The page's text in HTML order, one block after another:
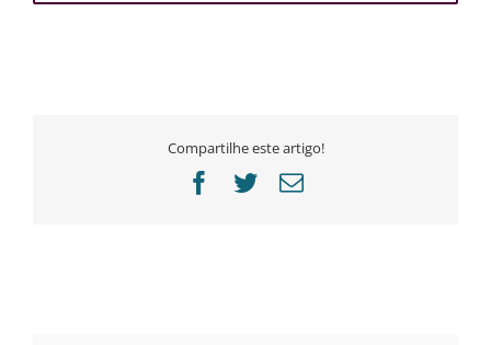
Compartilhe este artigo!
Facebook
Twitter
E-